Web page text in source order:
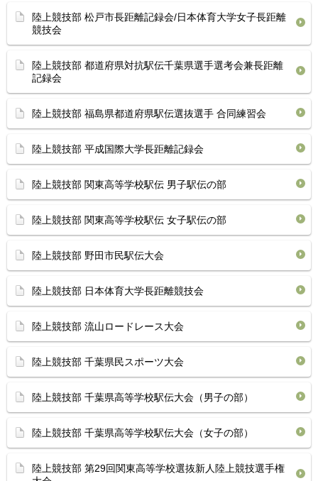
陸上競技部 松戸市長距離記録会/日本体育大学女子長距離
競技会
陸上競技部 都道府県対抗駅伝千葉県選手選考会兼長距離
記録会
陸上競技部 福島県都道府県駅伝選抜選手 合同練習会
陸上競技部 平成国際大学長距離記録会
陸上競技部 関東高等学校駅伝 男子駅伝の部
陸上競技部 関東高等学校駅伝 女子駅伝の部
陸上競技部 野田市民駅伝大会
陸上競技部 日本体育大学長距離競技会
陸上競技部 流山ロードレース大会
陸上競技部 千葉県民スポーツ大会
陸上競技部 千葉県高等学校駅伝大会（男子の部）
陸上競技部 千葉県高等学校駅伝大会（女子の部）
陸上競技部 第29回関東高等学校選抜新人陸上競技選手権